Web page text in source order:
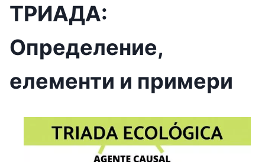
ТРИАДА:
Определение,
елементи и примери